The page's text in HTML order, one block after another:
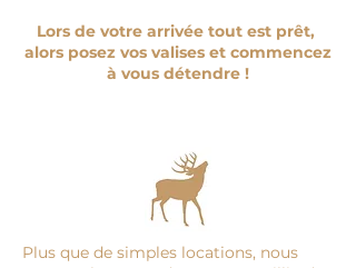
Lors de votre arrivée tout est prêt,
alors posez vos valises et commencez
à vous détendre !
Plus que de simples locations, nous